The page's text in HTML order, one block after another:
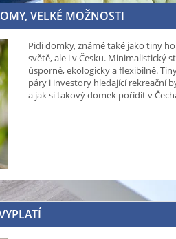
VELKÉ MOŽNOSTI
Pidi domky, známé také jako tiny
světě, ale i v Česku. Minimalistický
úsporně, ekologicky a flexibilně.
páry i investory hledající rekreační
a jak si takový domek pořídit v